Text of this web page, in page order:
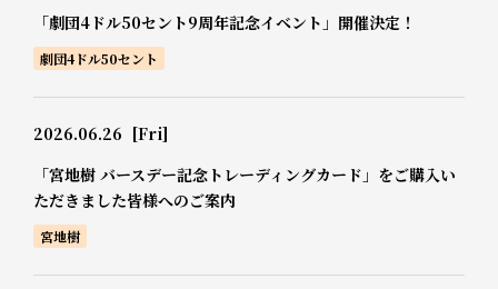
「劇団4ドル50セント9周年記念イベント」開催決定！
劇団4ドル50セント
2026.06.26 [Fri]
「宮地樹 バースデー記念トレーディングカード」をご購入い
ただきました皆様へのご案内
宮地樹